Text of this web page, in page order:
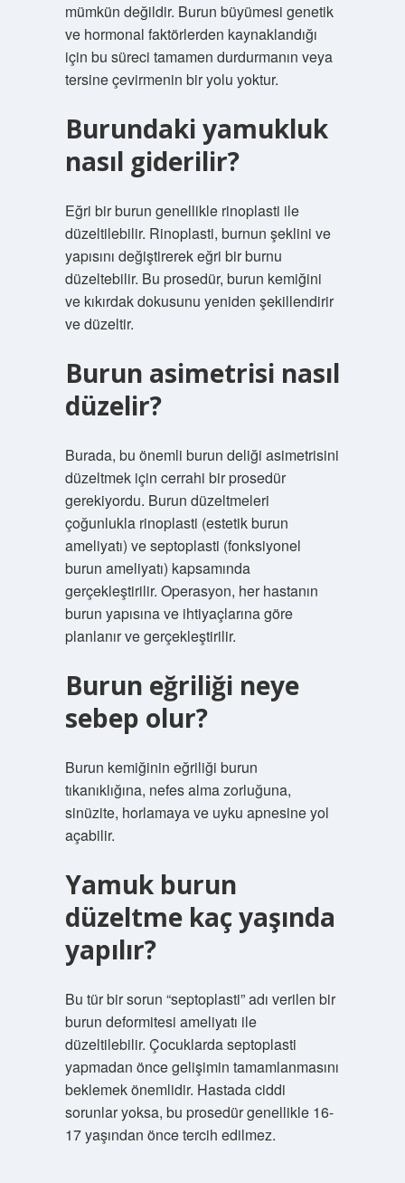
mümkün değildir. Burun büyümesi genetik
ve hormonal faktörlerden kaynaklandığı
için bu süreci tamamen durdurmanın veya
tersine çevirmenin bir yolu yoktur.
Burundaki yamukluk
nasıl giderilir?
Eğri bir burun genellikle rinoplasti ile
düzeltilebilir. Rinoplasti, burnun şeklini ve
yapısını değiştirerek eğri bir burnu
düzeltebilir. Bu prosedür, burun kemiğini
ve kıkırdak dokusunu yeniden şekillendirir
ve düzeltir.
Burun asimetrisi nasıl
düzelir?
Burada, bu önemli burun deliği asimetrisini
düzeltmek için cerrahi bir prosedür
gerekiyordu. Burun düzeltmeleri
çoğunlukla rinoplasti (estetik burun
ameliyatı) ve septoplasti (fonksiyonel
burun ameliyatı) kapsamında
gerçekleştirilir. Operasyon, her hastanın
burun yapısına ve ihtiyaçlarına göre
planlanır ve gerçekleştirilir.
Burun eğriliği neye
sebep olur?
Burun kemiğinin eğriliği burun
tıkanıklığına, nefes alma zorluğuna,
sinüzite, horlamaya ve uyku apnesine yol
açabilir.
Yamuk burun
düzeltme kaç yaşında
yapılır?
Bu tür bir sorun “septoplasti” adı verilen bir
burun deformitesi ameliyatı ile
düzeltilebilir. Çocuklarda septoplasti
yapmadan önce gelişimin tamamlanmasını
beklemek önemlidir. Hastada ciddi
sorunlar yoksa, bu prosedür genellikle 16-
17 yaşından önce tercih edilmez.